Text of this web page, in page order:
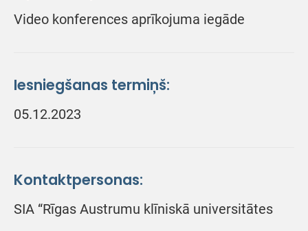
Video konferences aprīkojuma iegāde
Iesniegšanas termiņš:
05.12.2023
Kontaktpersonas:
SIA “Rīgas Austrumu klīniskā universitātes